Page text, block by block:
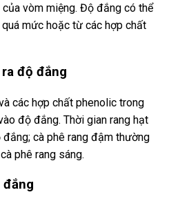
vòm miệng. Độ đắng có thể
mức hoặc từ các hợp chất
độ đắng
các hợp chất phenolic trong
độ đắng. Thời gian rang hạt
cà phê rang đậm thường
phê rang sáng.
đắng